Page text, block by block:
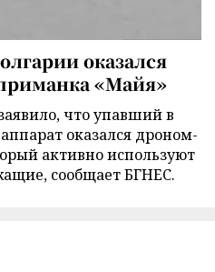
оказался
«Майя»
что упавший в
оказался дроном-
активно используют
сообщает БГНЕС.